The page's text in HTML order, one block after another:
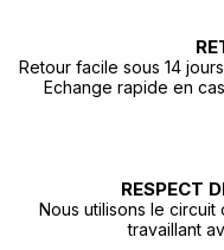
Retour facile sous 14
Echange rapide en
RESPECT
Nous utilisons le circuit
travaillant